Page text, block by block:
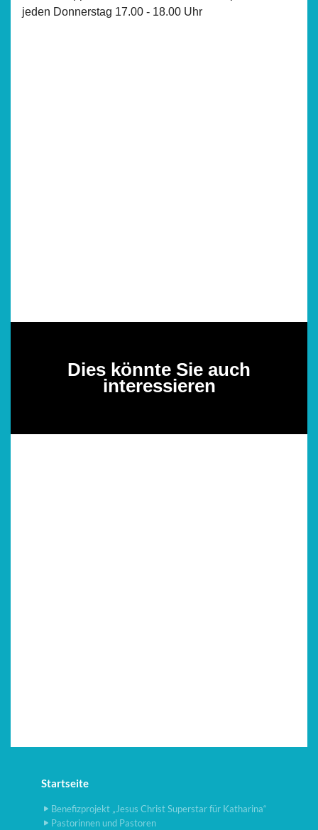
jeden Donnerstag 17.00 - 18.00 Uhr
Dies könnte Sie auch
interessieren
Startseite
Benefizprojekt „Jesus Christ Superstar für Katharina“
Pastorinnen und Pastoren